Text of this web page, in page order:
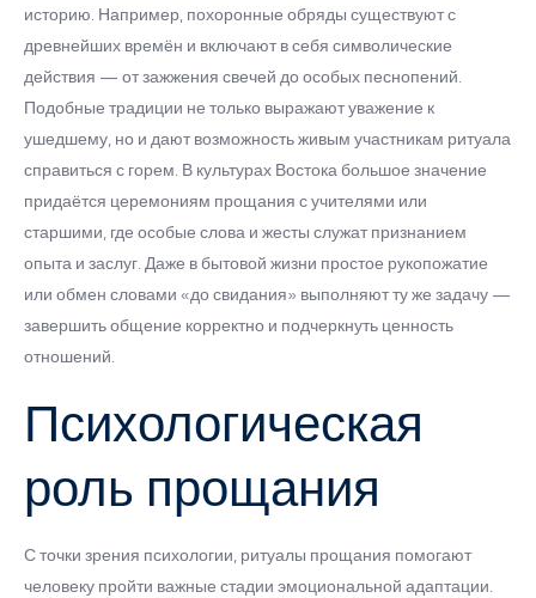
историю. Например, похоронные обряды существуют с
древнейших времён и включают в себя символические
действия — от зажжения свечей до особых песнопений.
Подобные традиции не только выражают уважение к
ушедшему, но и дают возможность живым участникам ритуала
справиться с горем. В культурах Востока большое значение
придаётся церемониям прощания с учителями или
старшими, где особые слова и жесты служат признанием
опыта и заслуг. Даже в бытовой жизни простое рукопожатие
или обмен словами «до свидания» выполняют ту же задачу —
завершить общение корректно и подчеркнуть ценность
отношений.
Психологическая
роль прощания
С точки зрения психологии, ритуалы прощания помогают
человеку пройти важные стадии эмоциональной адаптации.